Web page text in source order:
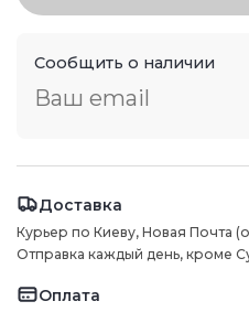
Сообщить о наличии
Доставка
Курьер по Киеву, Новая Почта
Отправка каждый день, кроме
Оплата